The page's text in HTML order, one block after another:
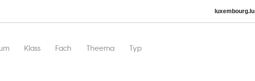
luxembourg.lu
Klass Fach Theema Typ